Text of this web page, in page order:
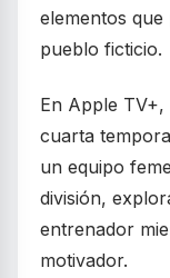
elementos
pueblo ficticio.
En Apple
cuarta
un equipo
división,
entrenador
motivador.